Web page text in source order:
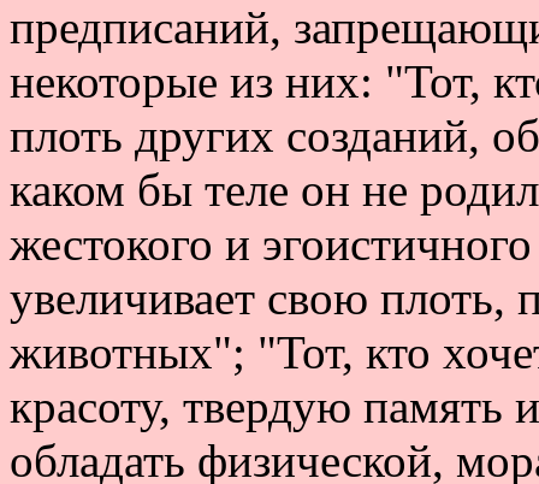
предписаний,
некоторые из них: "Тот,
плоть других созданий,
каком бы теле он не
жестокого и
увеличивает свою плоть,
животных"; "Тот, кто
красоту, твердую память
обладать физической,